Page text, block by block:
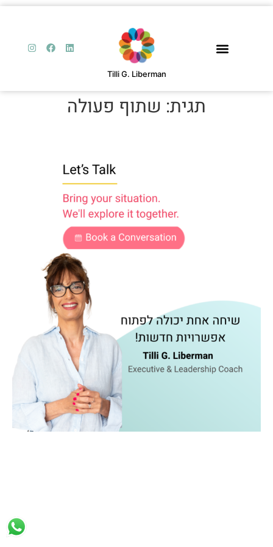
Tilli G. Liberman
תגית: שתוף פעולה